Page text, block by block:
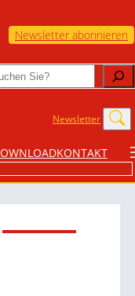
Newsletter abonnieren
Newsletter
KONTAKT